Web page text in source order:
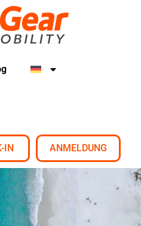
IN ANMELDUNG